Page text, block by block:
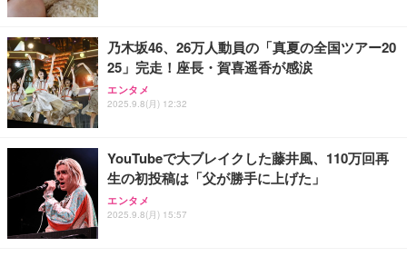
B-R
Butz Delicatessen おつまみアソートセット 【誕生
日用（バースデーカード付き）】 おつまみセット 6
品 食べ比べ ご自宅用 お中元 合鴨 牛タン ロースト
IVE THE 1ST WORLD TOUR in CINEMA（字幕版）
乃木坂46、26万人動員の「真夏の全国ツアー20
25」完走！座長・賀喜遥香が感涙
エンタメ
2025.9.8(月) 12:32
YouTubeで大ブレイクした藤井風、110万回再
生の初投稿は「父が勝手に上げた」
エンタメ
2025.9.8(月) 15:57